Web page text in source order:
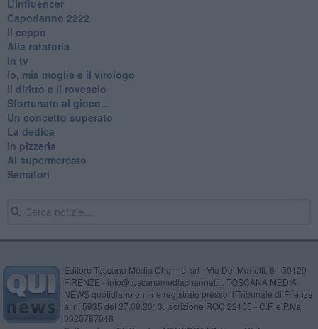
L’Influencer
​Capodanno 2222
Il ceppo
Alla rotatoria
In tv
Io, mia moglie e il virologo
Il diritto e il rovescio
Sfortunato al gioco...
Un concetto superato
La dedica
In pizzeria
Al supermercato
Semafori
Editore Toscana Media Channel srl - Via Dei Martelli, 8 - 50129
FIRENZE - info@toscanamediachannel.it. TOSCANA MEDIA
NEWS quotidiano on line registrato presso il Tribunale di Firenze
al n. 5935 del 27.09.2013. Iscrizione ROC 22105 - C.F. e P.Iva
0620787048